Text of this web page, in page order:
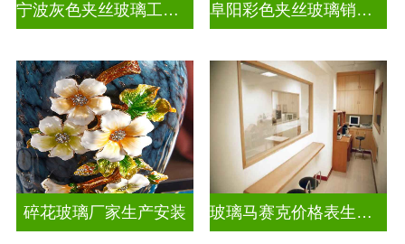
宁波灰色夹丝玻璃工厂招聘 阜阳彩色夹丝玻璃销售电话
碎花玻璃厂家生产安装 玻璃马赛克价格表生产电话